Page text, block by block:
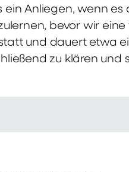
Anliegen, wenn es
bevor wir
und dauert etwa
zu klären und